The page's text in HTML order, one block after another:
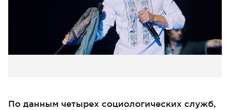
По данным четырех социологических служб,